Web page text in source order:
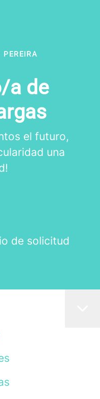
PEREIRA
a de
el futuro,
una
de solicitud